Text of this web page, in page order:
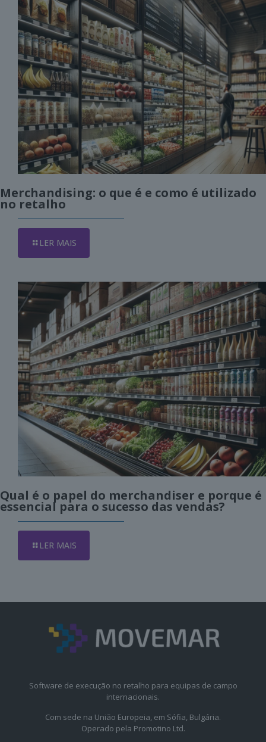
Merchandising: o que é e como é utilizado
no retalho
LER MAIS
Qual é o papel do merchandiser e porque é
essencial para o sucesso das vendas?
LER MAIS
Software de execução no retalho para equipas de campo
internacionais.
Com sede na União Europeia, em Sófia, Bulgária.
Operado pela Promotino Ltd.